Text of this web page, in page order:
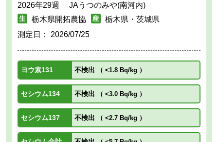
2026年29週 JAうつのみや(南河内)
栃木県開拓農協
栃木県・茨城県
測定日： 2026/07/25
ヨウ素131 不検出 （ <1.8 Bq/kg ）
セシウム134 不検出 （ <3.0 Bq/kg ）
セシウム137 不検出 （ <2.7 Bq/kg ）